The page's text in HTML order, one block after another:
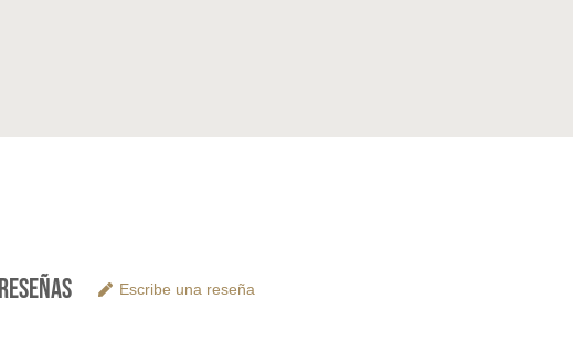
Escribe una reseña